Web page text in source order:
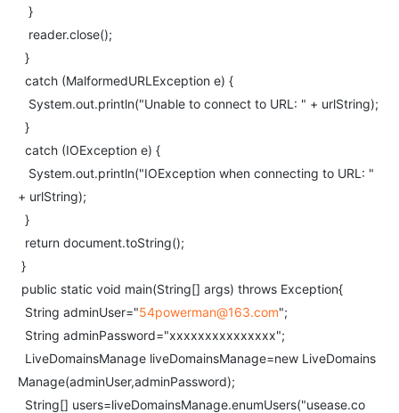
}
reader.close();
}
catch (MalformedURLException e) {
System.out.println("Unable to connect to URL: " + urlString);
}
catch (IOException e) {
System.out.println("IOException when connecting to URL: "
+ urlString);
}
return document.toString();
}
public static void main(String[] args) throws Exception{
String adminUser="54powerman@163.com";
String adminPassword="xxxxxxxxxxxxxxx";
LiveDomainsManage liveDomainsManage=new LiveDomains
Manage(adminUser,adminPassword);
String[] users=liveDomainsManage.enumUsers("usease.co